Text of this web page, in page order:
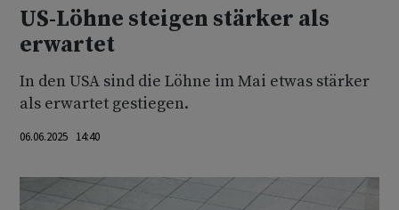
US-Löhne steigen stärker als
erwartet
In den USA sind die Löhne im Mai etwas stärker
als erwartet gestiegen.
06.06.2025 14:40